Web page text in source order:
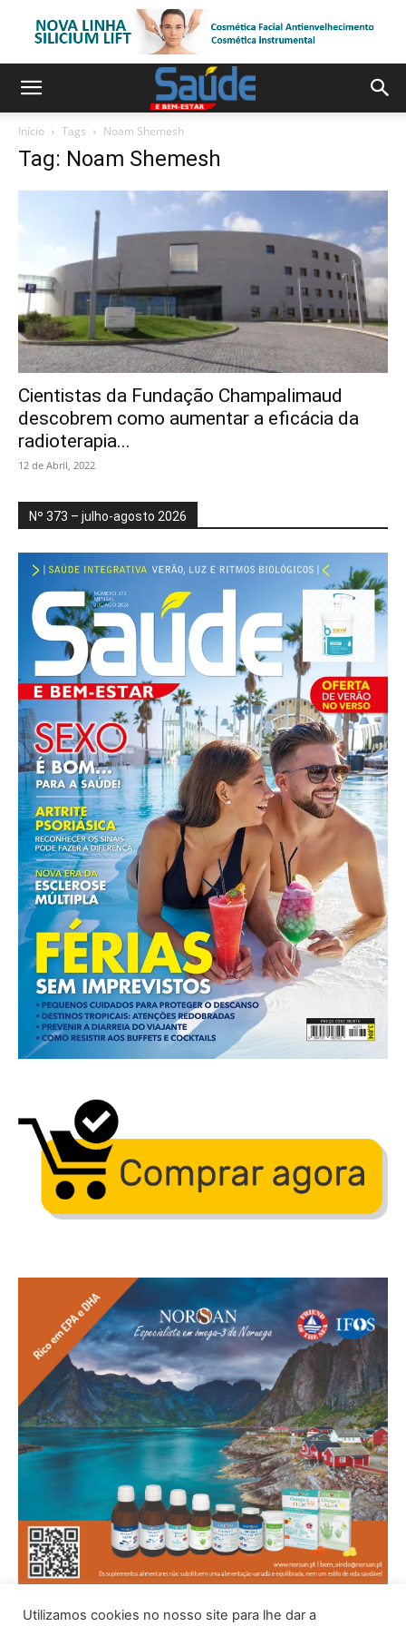
Início Tags Noam Shemesh
Tag: Noam Shemesh
Cientistas da Fundação Champalimaud
descobrem como aumentar a eficácia da
radioterapia...
12 de Abril, 2022
Nº 373 – julho-agosto 2026
Utilizamos cookies no nosso site para lhe dar a